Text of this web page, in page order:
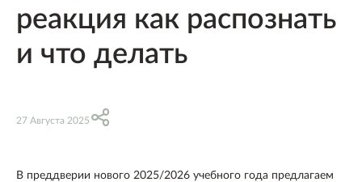
реакция как распознать
и что делать
27 Августа 2025
В преддверии нового 2025/2026 учебного года предлагаем